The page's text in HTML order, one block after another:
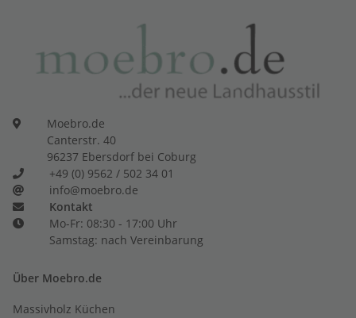
Moebro.de
Canterstr. 40
96237 Ebersdorf bei Coburg
+49 (0) 9562 / 502 34 01
info@moebro.de
Kontakt
Mo-Fr: 08:30 - 17:00 Uhr
Samstag: nach Vereinbarung
Über Moebro.de
Massivholz Küchen